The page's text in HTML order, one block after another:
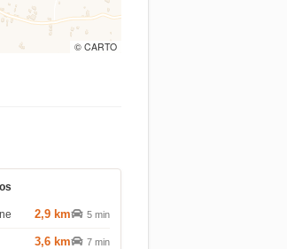
© CARTO
2,9 km 5 min
3,6 km 7 min